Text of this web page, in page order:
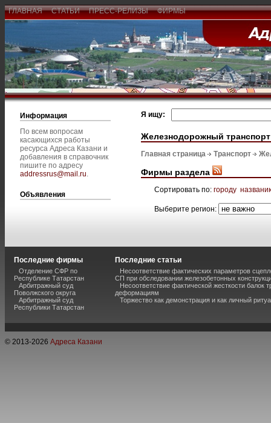
ГЛАВНАЯ СТАТЬИ ПРЕСС-РЕЛИЗЫ ФИРМЫ
Информация
По всем вопросам
касающихся работы
ресурса Адреса Казани и
добавления в справочник
пишите по адресу
addressrus@mail.ru.
Объявления
Я ищу:
Железнодорожный транспорт
Главная страница Транспорт
Фирмы раздела
Сортировать по: городу
Выберите регион:
Последние фирмы
Отделение СФР по
Республике Татарстан
Арбитражный суд
Поволжского округа
Арбитражный суд
Республики Татарстан
Последние статьи
Несоответствие фактических параметров
СП при обследовании железобетонных
Несоответствие фактической жесткости
деформациям
Торжество как демонстрация и как личный
© 2013-2026 Адреса Казани